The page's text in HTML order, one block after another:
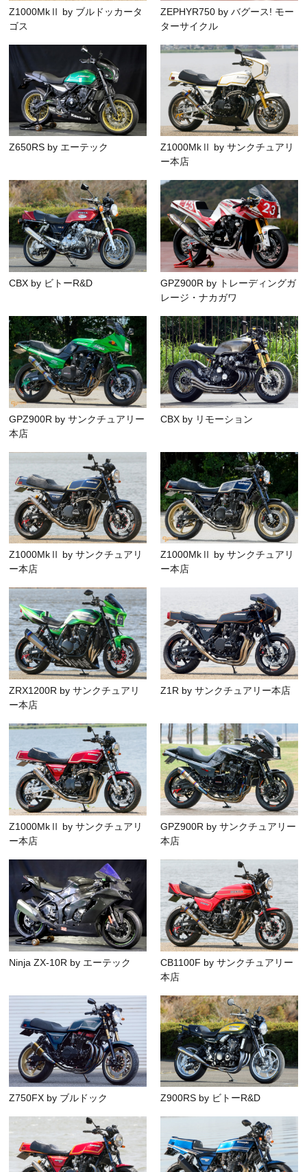
Z1000MkⅡ by ブルドッカータ
ゴス
ZEPHYR750 by バグース! モー
ターサイクル
Z650RS by エーテック
Z1000MkⅡ by サンクチュアリ
ー本店
CBX by ビトーR&D
GPZ900R by トレーディングガ
レージ・ナカガワ
GPZ900R by サンクチュアリー
本店
CBX by リモーション
Z1000MkⅡ by サンクチュアリ
ー本店
Z1000MkⅡ by サンクチュアリ
ー本店
ZRX1200R by サンクチュアリ
ー本店
Z1R by サンクチュアリー本店
Z1000MkⅡ by サンクチュアリ
ー本店
GPZ900R by サンクチュアリー
本店
Ninja ZX-10R by エーテック
CB1100F by サンクチュアリー
本店
Z750FX by ブルドック Z900RS by ビトーR&D